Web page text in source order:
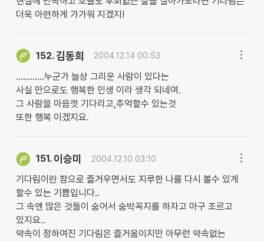
더욱 아련하게 가가워 지겠지!
152.김동희 2004.12.14 00:53
............누군가 늘상 그리운 사람이 있다는
사실 만으로도 행복한 인생 이라 생각 되네여.
그 사람을 마음껏 기다리고,추억할수 있는것
또한 행복 이겠지요.
151. 이승미 2004.12.10 03:10
기다림이란 참으로 즐거우면서도 지루한 나를 다시 볼수 있게
할수 있는 기쁨입니다..
그 속엔 많은 것들이 숨어서 숨박꼭지를 하자고 마구 조르고
있지요..
약속이 정하여진 기다림은 즐거움이지만 아무런 약속없는